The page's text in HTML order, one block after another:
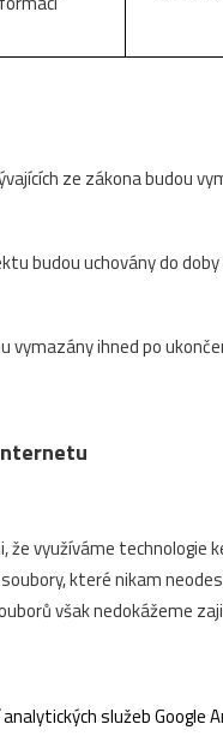
ze zákona budou
budou uchovány do
vymazány ihned po
využíváme technologie
které nikam
však nedokážeme
služeb